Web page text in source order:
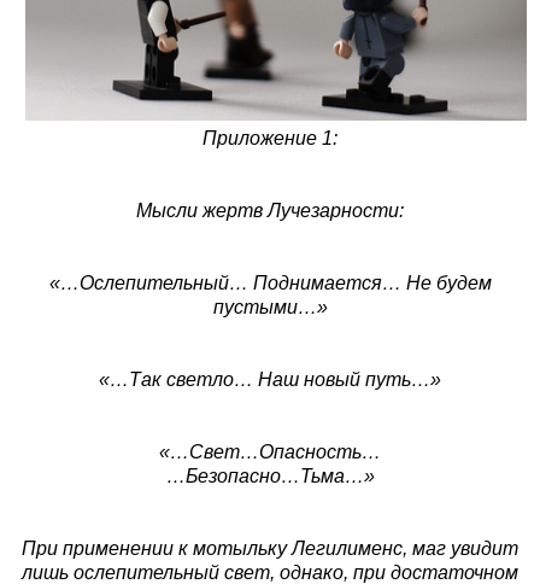
Приложение 1:
Мысли жертв Лучезарности:
«…Ослепительный… Поднимается… Не будем
пустыми…»
«…Так светло… Наш новый путь…»
«…Свет…Опасность…
…Безопасно…Тьма…»
При применении к мотыльку Легилименс, маг увидит
лишь ослепительный свет, однако, при достаточном